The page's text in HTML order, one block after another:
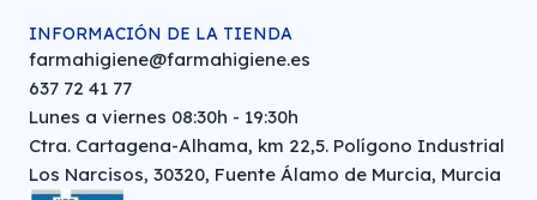
INFORMACIÓN DE LA TIENDA
farmahigiene@farmahigiene.es
637 72 41 77
Lunes a viernes 08:30h - 19:30h
Ctra. Cartagena-Alhama, km 22,5. Polígono Industrial
Los Narcisos, 30320, Fuente Álamo de Murcia, Murcia